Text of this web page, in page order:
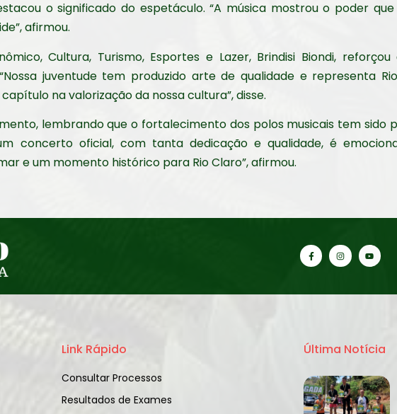
o significado do espetáculo. “A música mostrou o poder
afirmou.
Cultura, Turismo, Esportes e Lazer, Brindisi Biondi,
juventude tem produzido arte de qualidade e representa
na valorização da nossa cultura”, disse.
lembrando que o fortalecimento dos polos musicais tem sido
concerto oficial, com tanta dedicação e qualidade, é
e um momento histórico para Rio Claro”, afirmou.
Link Rápido
Consultar Processos
Resultados de Exames
Última Notícia